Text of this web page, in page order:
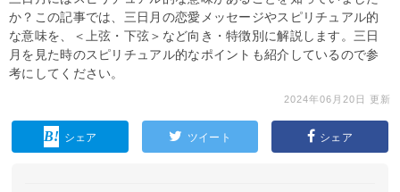
か？この記事では、三日月の恋愛メッセージやスピリチュアル的
な意味を、＜上弦・下弦＞など向き・特徴別に解説します。三日
月を見た時のスピリチュアル的なポイントも紹介しているので参
考にしてください。
2024年06月20日 更新
シェア ツイート シェア